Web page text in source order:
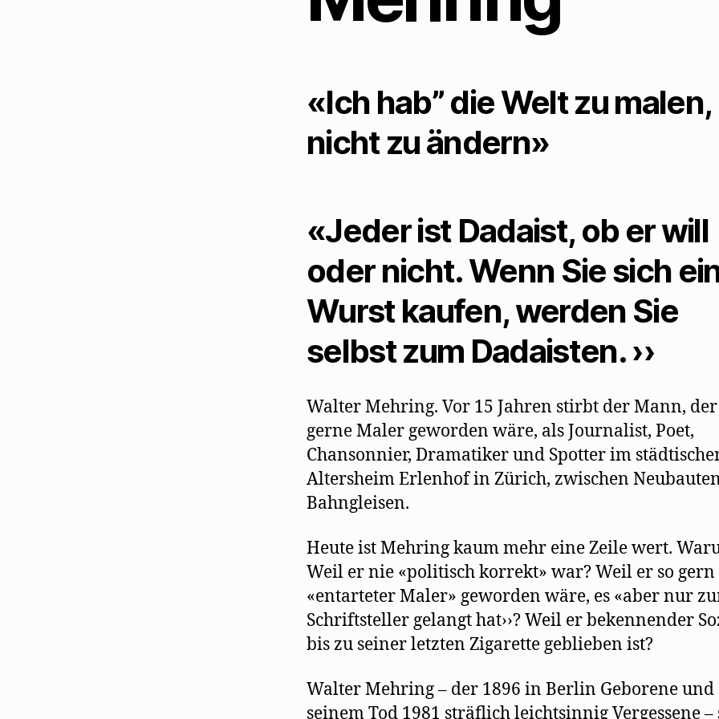
«Ich hab” die Welt zu malen,
nicht zu ändern»
«Jeder ist Dadaist, ob er will
oder nicht. Wenn Sie sich
Wurst kaufen, werden Sie
selbst zum Dadaisten. ››
Walter Mehring. Vor 15 Jahren stirbt der Mann, der
gerne Maler geworden wäre, als Journalist, Poet,
Chansonnier, Dramatiker und Spotter im
Altersheim Erlenhof in Zürich, zwischen
Bahngleisen.
Heute ist Mehring kaum mehr eine Zeile wert.
Weil er nie «politisch korrekt» war? Weil er so
«entarteter Maler» geworden wäre, es «aber nur
Schriftsteller gelangt hat››? Weil er bekennender
bis zu seiner letzten Zigarette geblieben ist?
Walter Mehring – der 1896 in Berlin Geborene und
seinem Tod 1981 sträflich leichtsinnig Vergessene –